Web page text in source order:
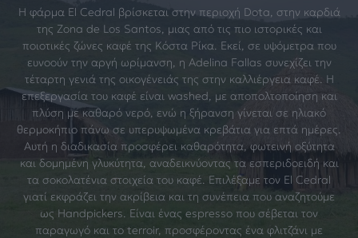
Η φάρμα El Cedral βρίσκεται στην περιοχή Dota, στην καρδιά
της Zona de Los Santos, μιας από τις πιο ιστορικές και
ποιοτικές ζώνες καφέ της Κόστα Ρίκα. Εκεί, σε υψόμετρα που
ευνοούν την αργή ωρίμανση, η Adelina Fallas συνεχίζει την
τέταρτη γενιά της οικογένειάς της στην καλλιέργεια καφέ. Η
επεξεργασία του καφέ είναι washed, με αποπολτοποίηση και
πλύση με καθαρό νερό, ενώ η ξήρανση γίνεται σε ηλιακό
θερμοκήπιο πάνω σε υπερυψωμένα κρεβάτια για επτά ημέρες.
Αυτή η διαδικασία προσφέρει καθαρότητα, φωτεινή οξύτητα
και δομημένη γλυκύτητα, αναδεικνύοντας τα εσπεριδοειδή και
τα σοκολατένια στοιχεία του καφέ. Επιλέξαμε τον El Cedral
γιατί εκφράζει την ακρίβεια και τη συνέπεια που αναζητούμε
ως Handpickers. Είναι ένας espresso που σέβεται τον
παραγωγό και το terroir, προσφέροντας ένα φλιτζάνι με